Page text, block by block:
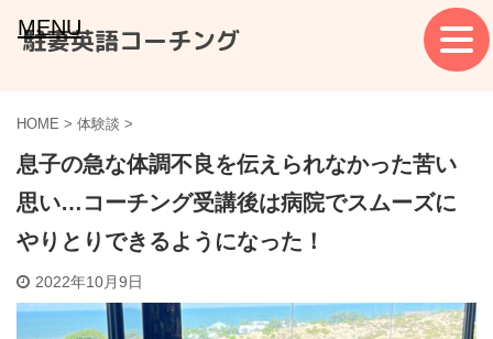
駐妻英語コーチング
HOME > 体験談 >
息子の急な体調不良を伝えられなかった苦い
思い…コーチング受講後は病院でスムーズに
やりとりできるようになった！
2022年10月9日
MENU